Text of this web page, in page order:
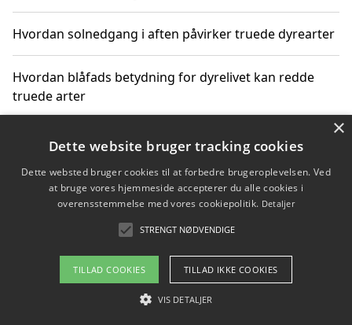
Hvordan solnedgang i aften påvirker truede dyrearter
Hvordan blåfads betydning for dyrelivet kan redde
truede arter
Hvordan kan gaver til unge voksne støtte bevarelsen
Copyright 2026 - Pilanto Aps
Om / kontakt
Blog Betingelser
×
Dette website bruger tracking cookies
Dette websted bruger cookies til at forbedre brugeroplevelsen. Ved
at bruge vores hjemmeside accepterer du alle cookies i
overensstemmelse med vores cookiepolitik. Detaljer
STRENGT NØDVENDIGE
TILLAD COOKIES TILLAD IKKE COOKIES
VIS DETALJER